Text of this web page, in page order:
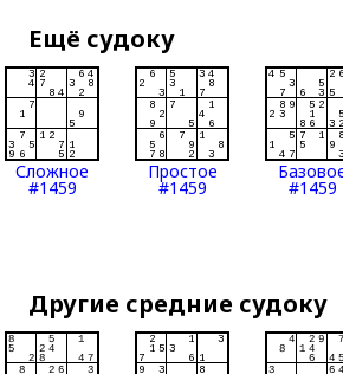
Ещё судоку
Сложное
#1459
Простое
#1459 #1459
Другие средние судоку